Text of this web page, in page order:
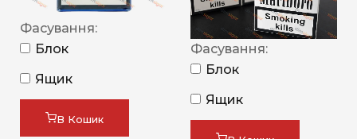
Фасування:
Блок
Ящик
В Кошик
Фасування:
Блок
Ящик